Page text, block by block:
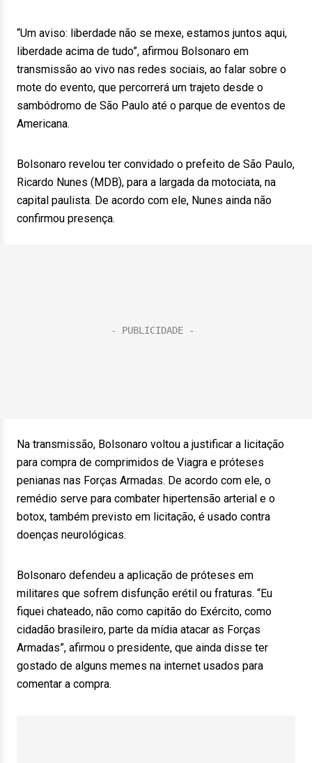
“Um aviso: liberdade não se mexe, estamos juntos aqui,
liberdade acima de tudo”, afirmou Bolsonaro em
transmissão ao vivo nas redes sociais, ao falar sobre o
mote do evento, que percorrerá um trajeto desde o
sambódromo de São Paulo até o parque de eventos de
Americana.
Bolsonaro revelou ter convidado o prefeito de São Paulo,
Ricardo Nunes (MDB), para a largada da motociata, na
capital paulista. De acordo com ele, Nunes ainda não
confirmou presença.
Na transmissão, Bolsonaro voltou a justificar a licitação
para compra de comprimidos de Viagra e próteses
penianas nas Forças Armadas. De acordo com ele, o
remédio serve para combater hipertensão arterial e o
botox, também previsto em licitação, é usado contra
doenças neurológicas.
Bolsonaro defendeu a aplicação de próteses em
militares que sofrem disfunção erétil ou fraturas. “Eu
fiquei chateado, não como capitão do Exército, como
cidadão brasileiro, parte da mídia atacar as Forças
Armadas”, afirmou o presidente, que ainda disse ter
gostado de alguns memes na internet usados para
comentar a compra.